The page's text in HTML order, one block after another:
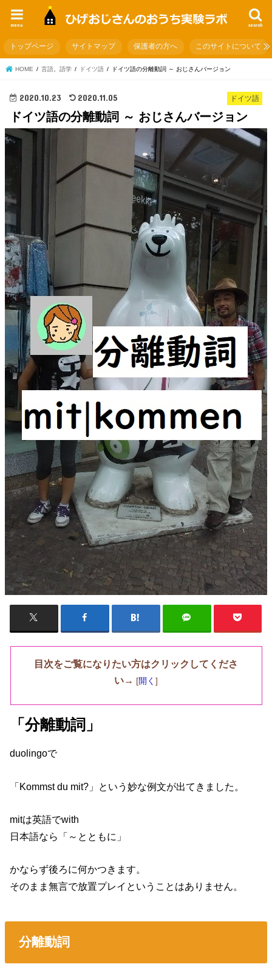
search
menu
トップページ サイトマップ 保護者の方へ このサイトについて
HOME 言語。語学 ドイツ語 ドイツ語の分離動詞 ～ おじさんバージョン
ドイツ語
2020.10.23 2020.11.05
ドイツ語の分離動詞 ～ おじさんバージョン
目次をご覧になりたい方はクリックしてくださ
い→ [開く ]
「分離動詞」
duolingoで
「Kommst du mit?」という妙な例文が出てきました。
mitは英語でwith
日本語なら「～とともに」
かならず後ろに何かつきます。
そのまま無言で放置プレイということはありません。
分離動詞